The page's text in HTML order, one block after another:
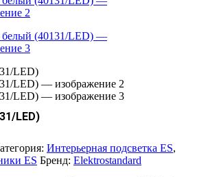
LED)
Интерьерная подсветка ES,
ES Бренд: Elektrostandard